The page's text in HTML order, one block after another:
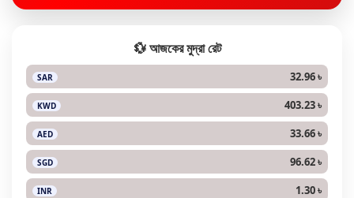
💱 আজকের মুদ্রা রেট
SAR 32.96 ৳
KWD 403.23 ৳
AED 33.66 ৳
SGD 96.62 ৳
INR 1.30 ৳